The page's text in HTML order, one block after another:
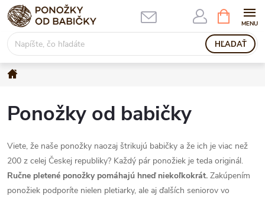
Prejsť
na
obsah
HĽADAŤ
KOŠÍK
Domov
Ponožky od babičky
Viete, že naše ponožky naozaj štrikujú babičky a že ich je viac než
200 z celej Českej republiky? Každý pár ponožiek je teda originál.
Ručne pletené ponožky pomáhajú hneď niekoľkokrát. Zakúpením
ponožiek podporíte nielen pletiarky, ale aj ďalších seniorov vo